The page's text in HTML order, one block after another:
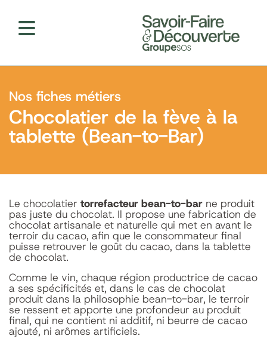
Nos fiches métiers
Chocolatier de la fève à la
tablette (Bean-to-Bar)
Le chocolatier torrefacteur bean-to-bar ne produit
pas juste du chocolat. Il propose une fabrication de
chocolat artisanale et naturelle qui met en avant le
terroir du cacao, afin que le consommateur final
puisse retrouver le goût du cacao, dans la tablette
de chocolat.
Comme le vin, chaque région productrice de cacao
a ses spécificités et, dans le cas de chocolat
produit dans la philosophie bean-to-bar, le terroir
se ressent et apporte une profondeur au produit
final, qui ne contient ni additif, ni beurre de cacao
ajouté, ni arômes artificiels.